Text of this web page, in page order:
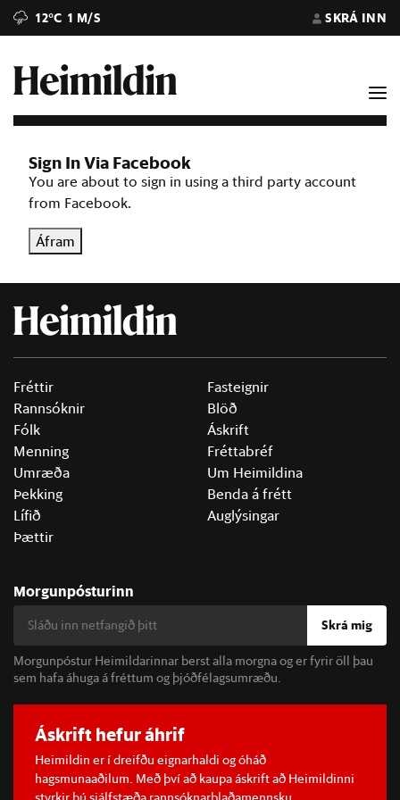
12°C 1 M/S SKRÁ INN
Sign In Via Facebook
You are about to sign in using a third party account
from Facebook.
Áfram
Fréttir
Rannsóknir
Fólk
Menning
Umræða
Þekking
Lífið
Þættir
Fasteignir
Blöð
Áskrift
Fréttabréf
Um Heimildina
Benda á frétt
Auglýsingar
Morgunpósturinn
Skrá mig
Morgunpóstur Heimildarinnar berst alla morgna og er fyrir öll þau
sem hafa áhuga á fréttum og þjóðfélagsumræðu.
Áskrift hefur áhrif
Heimildin er í dreifðu eignarhaldi og óháð
hagsmunaaðilum. Með því að kaupa áskrift að Heimildinni